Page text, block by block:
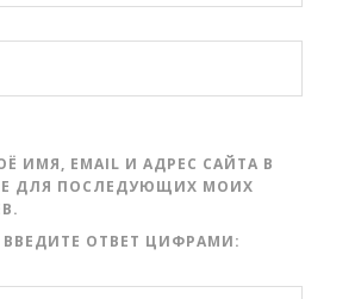
ИМЯ, EMAIL И АДРЕС САЙТА В
ДЛЯ ПОСЛЕДУЮЩИХ МОИХ
ОТВЕТ ЦИФРАМИ: